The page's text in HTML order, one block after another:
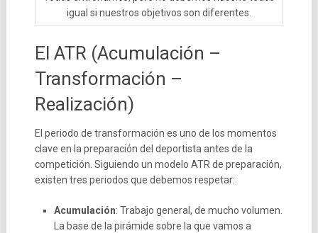
igual si nuestros objetivos son diferentes.
El ATR (Acumulación –
Transformación –
Realización)
El periodo de transformación es uno de los momentos
clave en la preparación del deportista antes de la
competición. Siguiendo un modelo ATR de preparación,
existen tres periodos que debemos respetar:
Acumulación: Trabajo general, de mucho volumen.
La base de la pirámide sobre la que vamos a